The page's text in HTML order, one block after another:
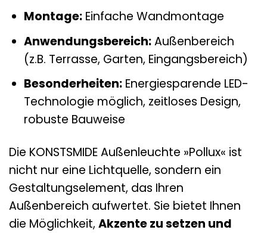
Montage:Einfache Wandmontage
Anwendungsbereich:Außenbereich
(z.B. Terrasse, Garten, Eingangsbereich)
Besonderheiten:Energiesparende LED-
Technologie möglich, zeitloses Design,
robuste Bauweise
Die KONSTSMIDE Außenleuchte »Pollux« ist
nicht nur eine Lichtquelle, sondern ein
Gestaltungselement, das Ihren
Außenbereich aufwertet. Sie bietet Ihnen
die Möglichkeit, Akzente zu setzen und